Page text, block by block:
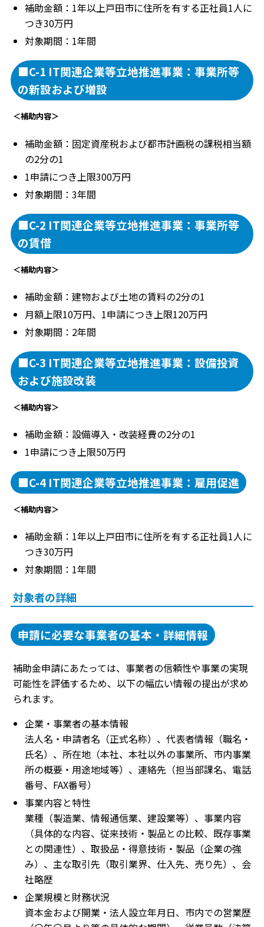
補助金額：1年以上戸田市に住所を有する正社員1人に
つき30万円
対象期間：1年間
■C-1 IT関連企業等立地推進事業：事業所等
の新設および増設
＜補助内容＞
補助金額：固定資産税および都市計画税の課税相当額
の2分の1
1申請につき上限300万円
対象期間：3年間
■C-2 IT関連企業等立地推進事業：事業所等
の賃借
＜補助内容＞
補助金額：建物および土地の賃料の2分の1
月額上限10万円、1申請につき上限120万円
対象期間：2年間
■C-3 IT関連企業等立地推進事業：設備投資
および施設改装
＜補助内容＞
補助金額：設備導入・改装経費の2分の1
1申請につき上限50万円
■C-4 IT関連企業等立地推進事業：雇用促進
＜補助内容＞
補助金額：1年以上戸田市に住所を有する正社員1人に
つき30万円
対象期間：1年間
対象者の詳細
申請に必要な事業者の基本・詳細情報
補助金申請にあたっては、事業者の信頼性や事業の実現
可能性を評価するため、以下の幅広い情報の提出が求め
られます。
企業・事業者の基本情報
法人名・申請者名（正式名称）、代表者情報（職名・
氏名）、所在地（本社、本社以外の事業所、市内事業
所の概要・用途地域等）、連絡先（担当部課名、電話
番号、FAX番号）
事業内容と特性
業種（製造業、情報通信業、建設業等）、事業内容
（具体的な内容、従来技術・製品との比較、既存事業
との関連性）、取扱品・得意技術・製品（企業の強
み）、主な取引先（取引業界、仕入先、売り先）、会
社略歴
企業規模と財務状況
資本金および開業・法人設立年月日、市内での営業歴